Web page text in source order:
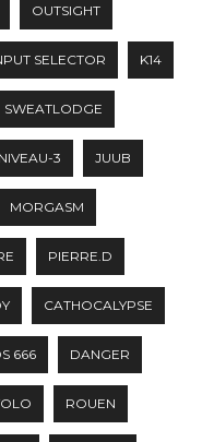
OUTSIGHT
SELECTOR K14
SWEATLODGE
NIVEAU-3 JUUB
MORGASM
PIERRE.D
CATHOCALYPSE
666 DANGER
ROUEN